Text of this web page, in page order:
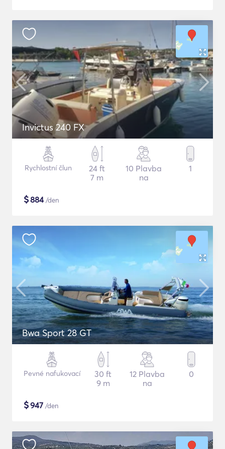
Invictus 240 FX
Rychlostní člun
24 ft
7 m
10 Plavba
na
1
$884/den
Bwa Sport 28 GT
Pevné nafukovací
30 ft
9 m
12 Plavba
na
0
$947 /den